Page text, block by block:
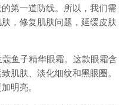
第一道防线。所以，我们需
，修复肌肤问题，延缓皮肤
鱼子精华眼霜。这款眼霜含
肌肤、淡化细纹和黑眼圈。
明亮。